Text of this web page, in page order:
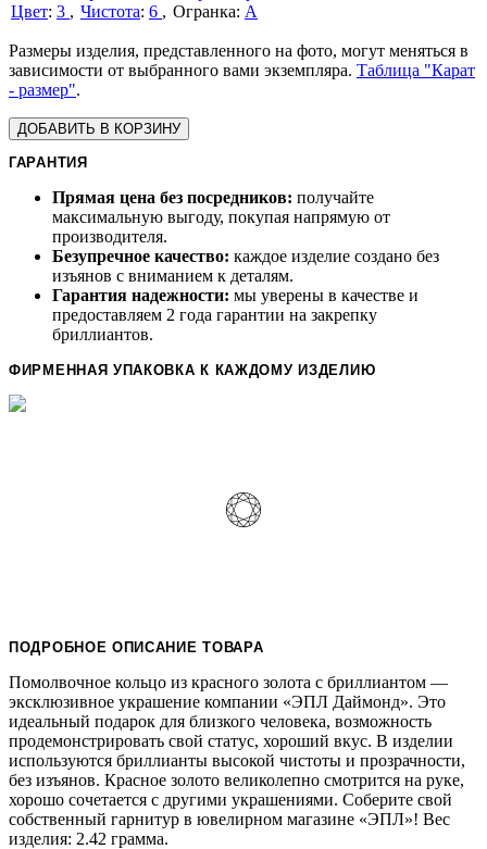
Цвет: 3 Чистота: 6 А
Размеры изделия, представленного на фото, могут меняться в
зависимости от выбранного вами экземпляра. Таблица "Карат
- размер".
ДОБАВИТЬ В КОРЗИНУ
ГАРАНТИЯ
Прямая цена без посредников: получайте
максимальную выгоду, покупая напрямую от
производителя.
Безупречное качество: каждое изделие создано без
изъянов с вниманием к деталям.
Гарантия надежности: мы уверены в качестве и
предоставляем 2 года гарантии на закрепку
бриллиантов.
ФИРМЕННАЯ УПАКОВКА К КАЖДОМУ ИЗДЕЛИЮ
ПОДРОБНОЕ ОПИСАНИЕ ТОВАРА
Помолвочное кольцо из красного золота с бриллиантом —
эксклюзивное украшение компании «ЭПЛ Даймонд». Это
идеальный подарок для близкого человека, возможность
продемонстрировать свой статус, хороший вкус. В изделии
используются бриллианты высокой чистоты и прозрачности,
без изъянов. Красное золото великолепно смотрится на руке,
хорошо сочетается с другими украшениями. Соберите свой
собственный гарнитур в ювелирном магазине «ЭПЛ»! Вес
изделия: 2.42 грамма.